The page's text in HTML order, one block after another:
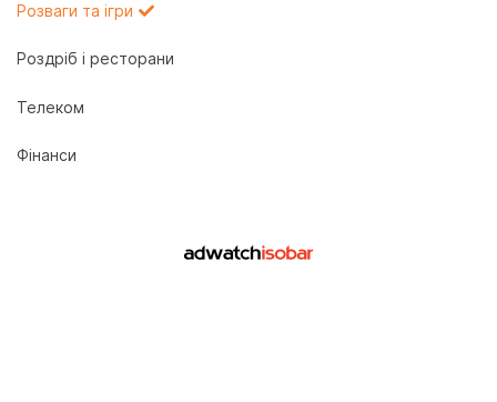
Розваги та ігри
Роздріб і ресторани
Телеком
Фінанси